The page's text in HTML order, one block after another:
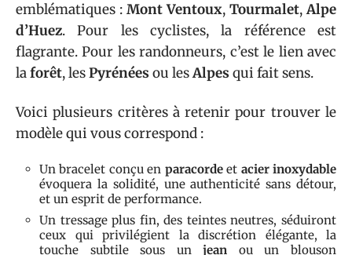
emblématiques : Mont Ventoux, Tourmalet,Alpe
d’Huez. Pour les cyclistes, la référence est
flagrante. Pour les randonneurs, c’est le lien avec
laforêt, lesPyrénées ou lesAlpes qui fait sens.
Voici plusieurs critères à retenir pour trouver le
modèle qui vous correspond :
Un bracelet conçu en paracordeet acier inoxydable
évoquera la solidité, une authenticité sans détour,
et un esprit de performance.
Un tressage plus fin, des teintes neutres, séduiront
ceux qui privilégient la discrétion élégante, la
touche subtile sous unjean ou un blouson